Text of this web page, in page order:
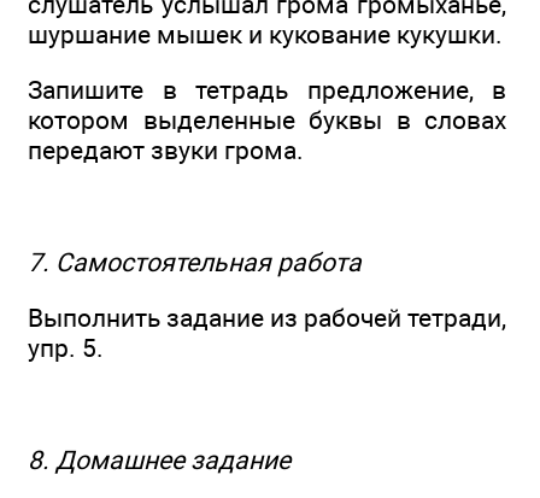
шуршание мышек и кукование кукушки.
Запишите в тетрадь предложение, в
котором выделенные буквы в словах
передают звуки грома.
7. Самостоятельная работа
Выполнить задание из рабочей тетради,
упр. 5.
8. Домашнее задание